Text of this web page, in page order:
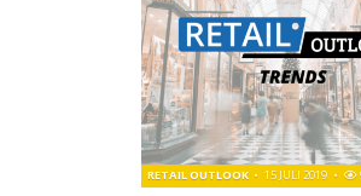
RETAIL OUTLOOK 15 JULI 2019